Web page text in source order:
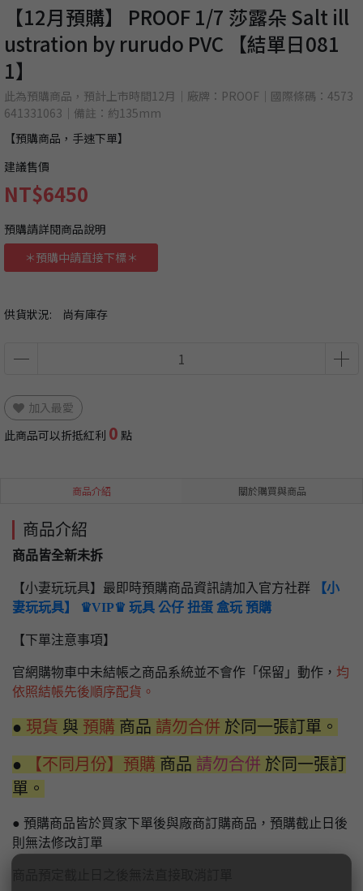
【12月預購】 PROOF 1/7 莎露朵 Salt ill
ustration by rurudo PVC 【結單日081
1】
此為預購商品，預計上市時間12月｜廠牌：PROOF｜國際條碼：4573
641331063｜備註：約135mm
【預購商品，手速下單】
建議售價
NT$6450
供貨狀況: 尚有庫存
預購請詳閱商品說明
＊預購中請直接下標＊
加入最愛
此商品可以折抵紅利 0 點
商品介紹 關於購買與商品
商品介紹
商品皆全新未拆
【小妻玩玩具】最即時預購商品資訊請加入官方社群
【小
妻玩玩具】 ♛VIP♛ 玩具 公仔 扭蛋 盒玩 預購
【下單注意事項】
官網購物車中未結帳之商品系統並不會作「保留」動作， 均
依照結帳先後順序配貨。
● 現貨 與 預購 商品 請勿合併 於同一張訂單。
● 【不同月份】預購 商品 請勿合併 於同一張訂
單。
● 預購商品皆於買家下單後與廠商訂購商品，預購截止日後
則無法修改訂單